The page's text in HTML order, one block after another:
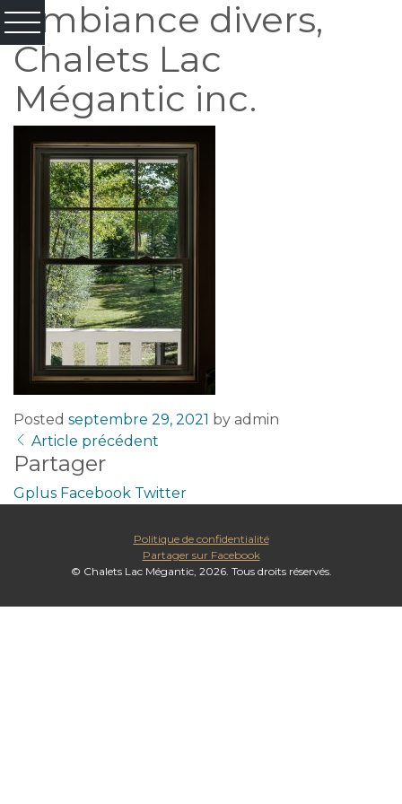
Ambiance divers,
Chalets Lac
Mégantic inc.
Posted septembre 29, 2021 by admin
Article précédent
Partager
Gplus Facebook Twitter
© Chalets Lac Mégantic, 2026. Tous droits réservés.
Politique de confidentialité
Partager sur Facebook